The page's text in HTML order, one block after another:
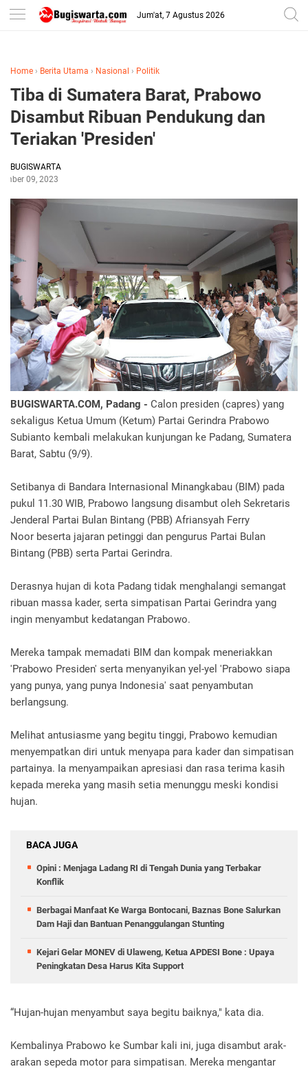
-->
Jum'at, 7 Agustus 2026
Home › Berita Utama › Nasional › Politik
Tiba di Sumatera Barat, Prabowo
Disambut Ribuan Pendukung dan
Teriakan 'Presiden'
BUGISWARTA
09, 2023
BUGISWARTA.COM, Padang - Calon presiden (capres) yang
sekaligus Ketua Umum (Ketum) Partai Gerindra Prabowo
Subianto kembali melakukan kunjungan ke Padang, Sumatera
Barat, Sabtu (9/9).
Setibanya di Bandara Internasional Minangkabau (BIM) pada
pukul 11.30 WIB, Prabowo langsung disambut oleh Sekretaris
Jenderal Partai Bulan Bintang (PBB) Afriansyah Ferry
Noor beserta jajaran petinggi dan pengurus Partai Bulan
Bintang (PBB) serta Partai Gerindra.
Derasnya hujan di kota Padang tidak menghalangi semangat
ribuan massa kader, serta simpatisan Partai Gerindra yang
ingin menyambut kedatangan Prabowo.
Mereka tampak memadati BIM dan kompak meneriakkan
'Prabowo Presiden' serta menyanyikan yel-yel 'Prabowo siapa
yang punya, yang punya Indonesia' saat penyambutan
berlangsung.
Melihat antusiasme yang begitu tinggi, Prabowo kemudian
menyempatkan diri untuk menyapa para kader dan simpatisan
partainya. Ia menyampaikan apresiasi dan rasa terima kasih
kepada mereka yang masih setia menunggu meski kondisi
hujan.
BACA JUGA
Opini : Menjaga Ladang RI di Tengah Dunia yang Terbakar
Konflik
Berbagai Manfaat Ke Warga Bontocani, Baznas Bone Salurkan
Dam Haji dan Bantuan Penanggulangan Stunting
Kejari Gelar MONEV di Ulaweng, Ketua APDESI Bone : Upaya
Peningkatan Desa Harus Kita Support
“Hujan-hujan menyambut saya begitu baiknya," kata dia.
Kembalinya Prabowo ke Sumbar kali ini, juga disambut arak-
arakan sepeda motor para simpatisan. Mereka mengantar